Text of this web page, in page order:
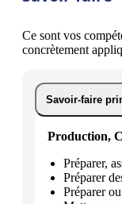
Ce sont vos
concrètement
Savoir-faire
Production,
Préparer,
Préparer
Préparer